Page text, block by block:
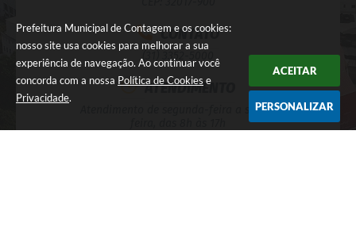
Prefeitura Municipal de Contagem e os cookies:
nosso site usa cookies para melhorar a sua
experiência de navegação. Ao continuar você
concorda com a nossa Política de Cookies e
Privacidade.
ACEITAR
PERSONALIZAR
CONTATO
(31) 3352-5000
ATENDIMENTO
Atendimento de segunda-feira a sexta-